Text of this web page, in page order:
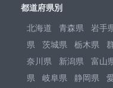
都道府県別
北海道
青森県 岩手
県
茨城県 栃木県
奈川県
新潟県 富山
県
岐阜県 静岡県